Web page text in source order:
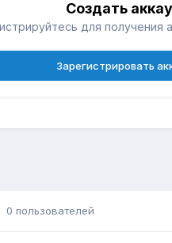
Создать
для получения
Зарегистрировать
0 пользователей